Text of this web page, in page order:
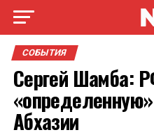
СОБЫТИЯ
Сергей Шамба:
Абхазии